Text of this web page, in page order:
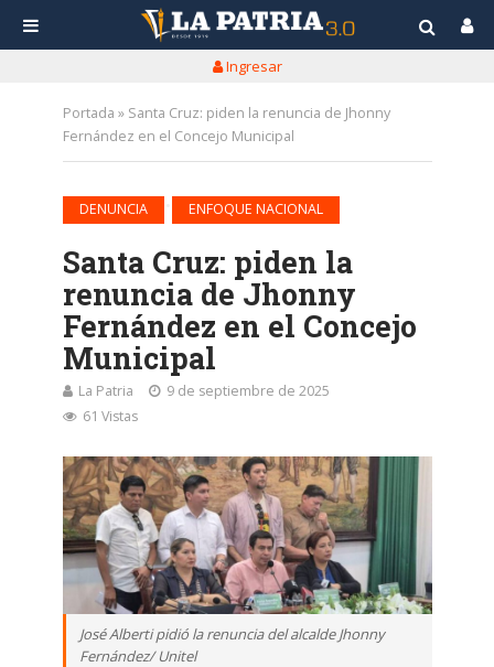
Ingresar
Portada » Santa Cruz: piden la renuncia de Jhonny
Fernández en el Concejo Municipal
DENUNCIA ENFOQUE NACIONAL
Santa Cruz: piden la
renuncia de Jhonny
Fernández en el Concejo
Municipal
La Patria
9 de septiembre de 2025
61 Vistas
José Alberti pidió la renuncia del alcalde Jhonny
Fernández/ Unitel